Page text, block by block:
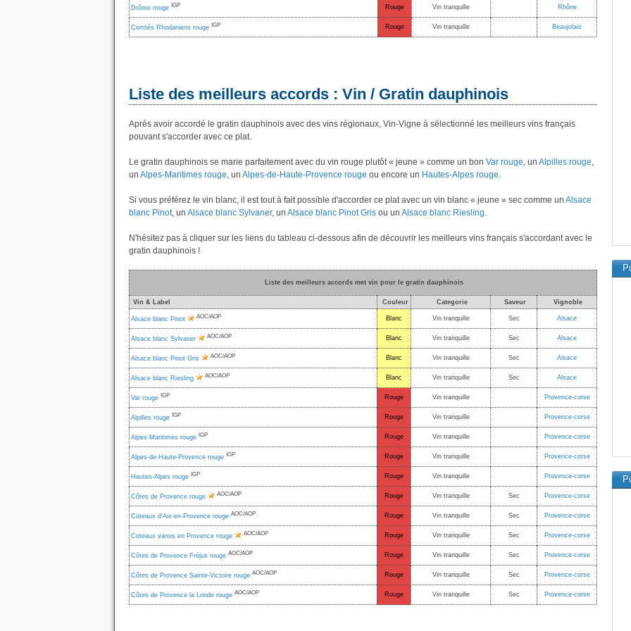
Drôme rouge IGP Rouge Vin tranquille Rhône
Comtés Rhodaniens rouge IGP Rouge Vin tranquille Beaujolais
Liste des meilleurs accords : Vin / Gratin dauphinois
Après avoir accordé le gratin dauphinois avec des vins régionaux, Vin-Vigne à sélectionné les meilleurs vins français
pouvant s'accorder avec ce plat.
Le gratin dauphinois se marie parfaitement avec du vin rouge plutôt « jeune » comme un bon Var rouge, un Alpilles rouge,
un Alpes-Maritimes rouge, un Alpes-de-Haute-Provence rouge ou encore un Hautes-Alpes rouge.
Si vous préférez le vin blanc, il est tout à fait possible d'accorder ce plat avec un vin blanc « jeune » sec comme un Alsace
blanc Pinot, un Alsace blanc Sylvaner, un Alsace blanc Pinot Gris ou un Alsace blanc Riesling.
N'hésitez pas à cliquer sur les liens du tableau ci-dessous afin de découvrir les meilleurs vins français s'accordant avec le
gratin dauphinois !
Liste des meilleurs accords met vin pour le gratin dauphinois
Vin & Label Couleur Categorie Saveur Vignoble
Alsace blanc Pinot AOC/AOP Blanc Vin tranquille Sec Alsace
Alsace blanc Sylvaner AOC/AOP Blanc Vin tranquille Sec Alsace
Alsace blanc Pinot Gris AOC/AOP Blanc Vin tranquille Sec Alsace
Alsace blanc Riesling AOC/AOP Blanc Vin tranquille Sec Alsace
Var rouge IGP Rouge Vin tranquille Provence-corse
Alpilles rouge IGP Rouge Vin tranquille Provence-corse
Alpes-Maritimes rouge IGP Rouge Vin tranquille Provence-corse
Alpes-de-Haute-Provence rouge IGP Rouge Vin tranquille Provence-corse
Hautes-Alpes rouge IGP Rouge Vin tranquille Provence-corse
Côtes de Provence rouge AOC/AOP Rouge Vin tranquille Sec Provence-corse
Coteaux d'Aix-en-Provence rouge AOC/AOP Rouge Vin tranquille Sec Provence-corse
Coteaux varois en Provence rouge AOC/AOP Rouge Vin tranquille Sec Provence-corse
Côtes de Provence Fréjus rouge AOC/AOP Rouge Vin tranquille Sec Provence-corse
Côtes de Provence Sainte-Victoire rouge AOC/AOP Rouge Vin tranquille Sec Provence-corse
Côtes de Provence la Londe rouge AOC/AOP Rouge Vin tranquille Sec Provence-corse